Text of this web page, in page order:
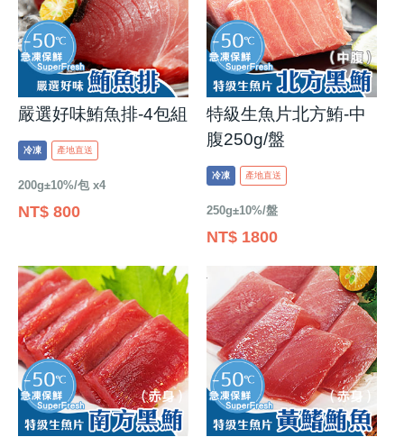
嚴選好味鮪魚排-4包組
冷凍 產地直送
200g±10%/包 x4
NT$ 800
特級生魚片北方鮪-中
腹250g/盤
冷凍 產地直送
250g±10%/盤
NT$ 1800